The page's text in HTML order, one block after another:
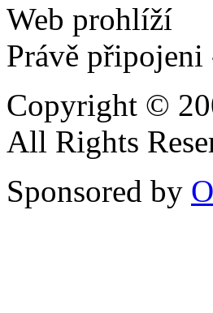
Web prohlíží
Právě připojeni
Copyright ©
All Rights
Sponsored by